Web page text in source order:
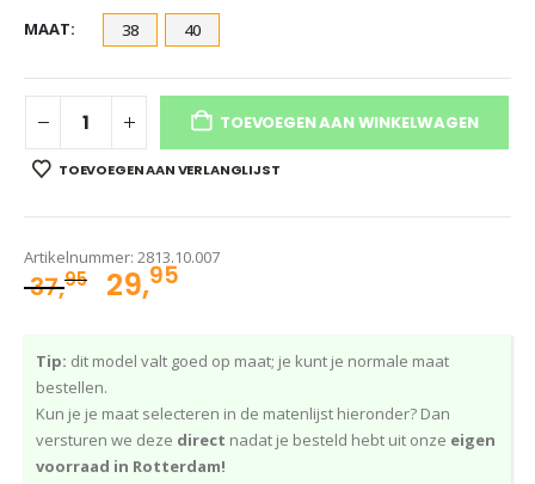
MAAT 38 40
TOEVOEGEN AAN WINKELWAGEN
TOEVOEGEN AAN VERLANGLIJST
Artikelnummer: 2813.10.007
37,95 Oorspronkelijke
37,95.
29,95
29,95.
Tip: dit model valt goed op maat; je kunt je normale maat
bestellen.
Kun je je maat selecteren in de matenlijst hieronder? Dan
versturen we deze direct nadat je besteld hebt uit onze eigen
voorraad in Rotterdam!